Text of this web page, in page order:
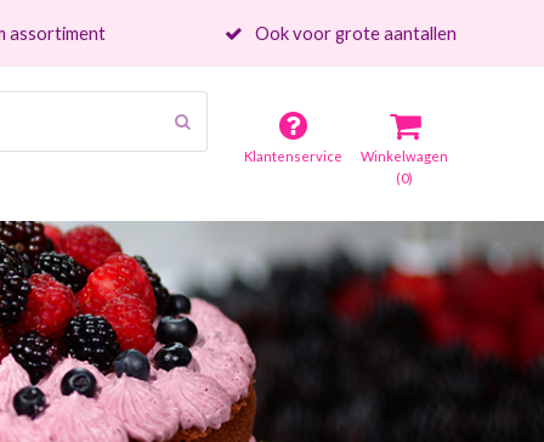
assortiment Ook voor grote aantallen
Klantenservice
Winkelwagen
(0)